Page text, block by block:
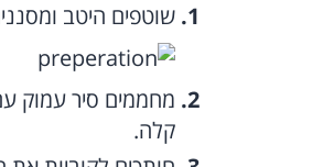
שוטפים היטב
מחממים סיר עמוק
קלה.